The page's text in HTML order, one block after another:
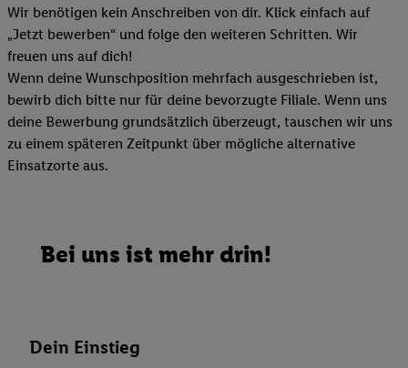
Wir benötigen kein Anschreiben von dir. Klick einfach auf
„Jetzt bewerben“ und folge den weiteren Schritten. Wir
freuen uns auf dich!
Wenn deine Wunschposition mehrfach ausgeschrieben ist,
bewirb dich bitte nur für deine bevorzugte Filiale. Wenn uns
deine Bewerbung grundsätzlich überzeugt, tauschen wir uns
zu einem späteren Zeitpunkt über mögliche alternative
Einsatzorte aus.
Bei uns ist mehr drin!
Dein Einstieg